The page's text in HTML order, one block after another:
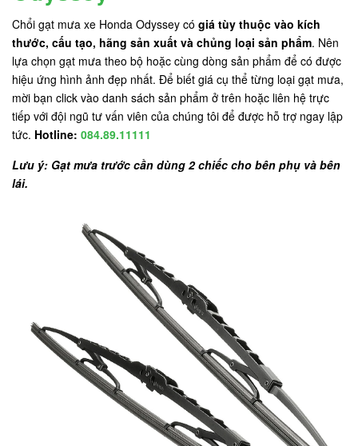
Chổi gạt mưa xe Honda Odyssey có giá tùy thuộc vào kích
thước, cấu tạo, hãng sản xuất và chủng loại sản phẩm. Nên
lựa chọn gạt mưa theo bộ hoặc cùng dòng sản phẩm để có được
hiệu ứng hình ảnh đẹp nhất. Để biết giá cụ thể từng loại gạt mưa,
mời bạn click vào danh sách sản phẩm ở trên hoặc liên hệ trực
tiếp với đội ngũ tư vấn viên của chúng tôi để được hỗ trợ ngay lập
tức. Hotline: 084.89.11111
Lưu ý: Gạt mưa trước cần dùng 2 chiếc cho bên phụ và bên
lái.